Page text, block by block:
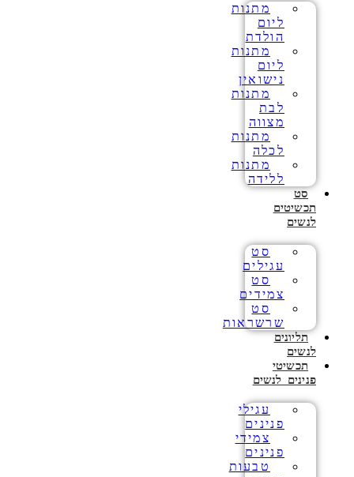
מתנות
ליום
הולדת
מתנות
ליום
נישואין
מתנות
לבת
מצווה
מתנות
לכלה
מתנות
ללידה
סט
תכשיטים
לנשים
סט
עגילים
סט
צמידים
סט
שרשראות
תליונים
לנשים
תכשיטי
פנינים לנשים
עגילי
פנינים
צמידי
פנינים
טבעות